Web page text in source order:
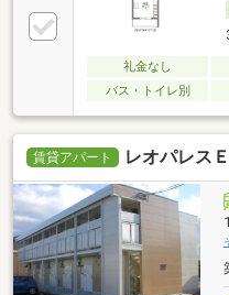
礼金なし
バス・トイレ別
賃貸アパート レオパレス